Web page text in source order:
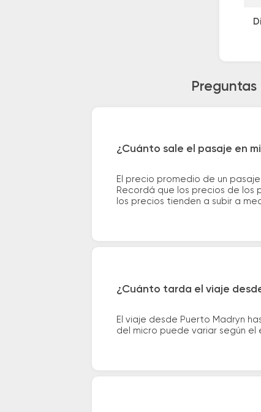
¿Cuánto sale el pasaje en
El precio promedio de un
Recordá que los precios de los
los precios tienden a subir a
¿Cuánto tarda el viaje
El viaje desde Puerto Madryn
del micro puede variar según